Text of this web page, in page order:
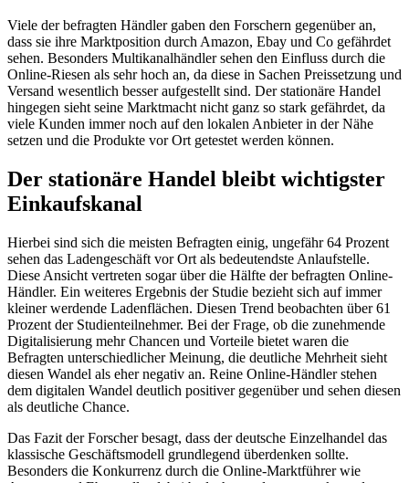
Viele der befragten Händler gaben den Forschern gegenüber an,
dass sie ihre Marktposition durch Amazon, Ebay und Co gefährdet
sehen. Besonders Multikanalhändler sehen den Einfluss durch die
Online-Riesen als sehr hoch an, da diese in Sachen Preissetzung und
Versand wesentlich besser aufgestellt sind. Der stationäre Handel
hingegen sieht seine Marktmacht nicht ganz so stark gefährdet, da
viele Kunden immer noch auf den lokalen Anbieter in der Nähe
setzen und die Produkte vor Ort getestet werden können.
Der stationäre Handel bleibt wichtigster
Einkaufskanal
Hierbei sind sich die meisten Befragten einig, ungefähr 64 Prozent
sehen das Ladengeschäft vor Ort als bedeutendste Anlaufstelle.
Diese Ansicht vertreten sogar über die Hälfte der befragten Online-
Händler. Ein weiteres Ergebnis der Studie bezieht sich auf immer
kleiner werdende Ladenflächen. Diesen Trend beobachten über 61
Prozent der Studienteilnehmer. Bei der Frage, ob die zunehmende
Digitalisierung mehr Chancen und Vorteile bietet waren die
Befragten unterschiedlicher Meinung, die deutliche Mehrheit sieht
diesen Wandel als eher negativ an. Reine Online-Händler stehen
dem digitalen Wandel deutlich positiver gegenüber und sehen diesen
als deutliche Chance.
Das Fazit der Forscher besagt, dass der deutsche Einzelhandel das
klassische Geschäftsmodell grundlegend überdenken sollte.
Besonders die Konkurrenz durch die Online-Marktführer wie